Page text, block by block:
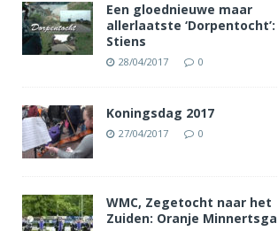
Een gloednieuwe maar
allerlaatste ‘Dorpentocht’:
Stiens
28/04/2017 0
Koningsdag 2017
27/04/2017 0
WMC, Zegetocht naar het
Zuiden: Oranje Minnertsga